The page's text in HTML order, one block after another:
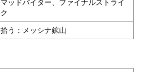
マッドバイター、ファイナルストライ
ク
拾う：メッシナ鉱山